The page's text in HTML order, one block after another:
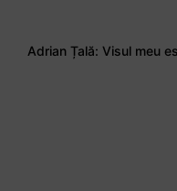
Adrian Țală: Visul meu